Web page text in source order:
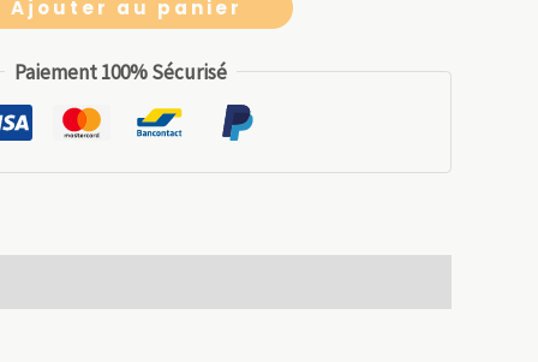
: est :
Ajouter au panier
Paiement 100% Sécurisé